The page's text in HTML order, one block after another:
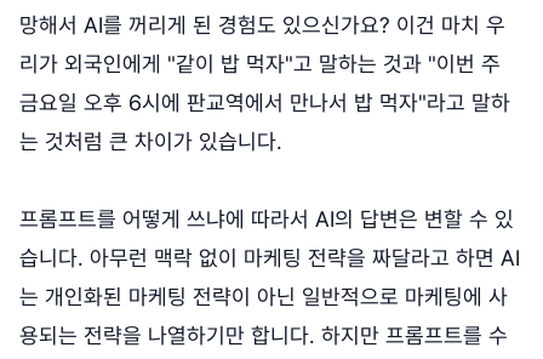
망해서 AI를 꺼리게 된 경험도 있으신가요? 이건 마치 우
리가 외국인에게 "같이 밥 먹자"고 말하는 것과 "이번 주
금요일 오후 6시에 판교역에서 만나서 밥 먹자"라고 말하
는 것처럼 큰 차이가 있습니다.
프롬프트를 어떻게 쓰냐에 따라서 AI의 답변은 변할 수 있
습니다. 아무런 맥락 없이 마케팅 전략을 짜달라고 하면 AI
는 개인화된 마케팅 전략이 아닌 일반적으로 마케팅에 사
용되는 전략을 나열하기만 합니다. 하지만 프롬프트를 수